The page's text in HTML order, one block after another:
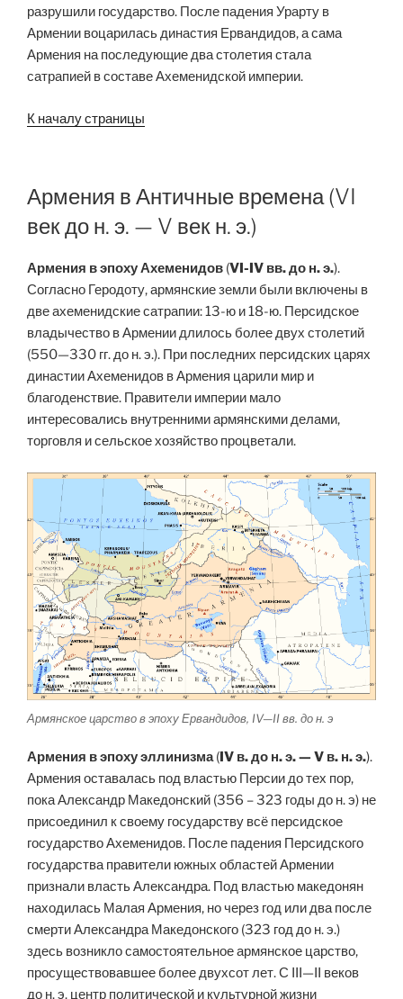
разрушили государство. После падения Урарту в
Армении воцарилась династия Ервандидов, а сама
Армения на последующие два столетия стала
сатрапией в составе Ахеменидской империи.
К началу страницы
Армения в Античные времена (VI
век до н. э. — V век н. э.)
Армения в эпоху Ахеменидов (VI-IV вв. до н. э.).
Согласно Геродоту, армянские земли были включены в
две ахеменидские сатрапии: 13-ю и 18-ю. Персидское
владычество в Армении длилось более двух столетий
(550—330 гг. до н. э.). При последних персидских царях
династии Ахеменидов в Армения царили мир и
благоденствие. Правители империи мало
интересовались внутренними армянскими делами,
торговля и сельское хозяйство процветали.
Армянское царство в эпоху Ервандидов, IV—II вв. до н. э
Армения в эпоху эллинизма(IV в. до н. э. — V в. н. э.).
Армения оставалась под властью Персии до тех пор,
пока Александр Македонский (356 – 323 годы до н. э) не
присоединил к своему государству всё персидское
государство Ахеменидов. После падения Персидского
государства правители южных областей Армении
признали власть Александра. Под властью македонян
находилась Малая Армения, но через год или два после
смерти Александра Македонского (323 год до н. э.)
здесь возникло самостоятельное армянское царство,
просуществовавшее более двухсот лет. С III—II веков
до н. э. центр политической и культурной жизни